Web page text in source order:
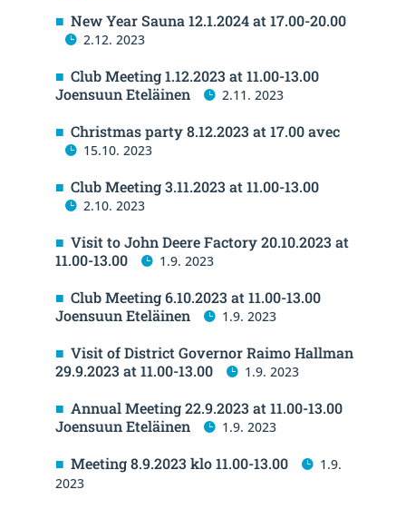
New Year Sauna 12.1.2024 at 17.00-20.00
2.12. 2023
Club Meeting 1.12.2023 at 11.00-13.00
Joensuun Eteläinen
2.11. 2023
Christmas party 8.12.2023 at 17.00 avec
15.10. 2023
Club Meeting 3.11.2023 at 11.00-13.00
2.10. 2023
Visit to John Deere Factory 20.10.2023 at
11.00-13.00
1.9. 2023
Club Meeting 6.10.2023 at 11.00-13.00
Joensuun Eteläinen
1.9. 2023
Visit of District Governor Raimo Hallman
29.9.2023 at 11.00-13.00
1.9. 2023
Annual Meeting 22.9.2023 at 11.00-13.00
Joensuun Eteläinen
1.9. 2023
Meeting 8.9.2023 klo 11.00-13.00
1.9.
2023